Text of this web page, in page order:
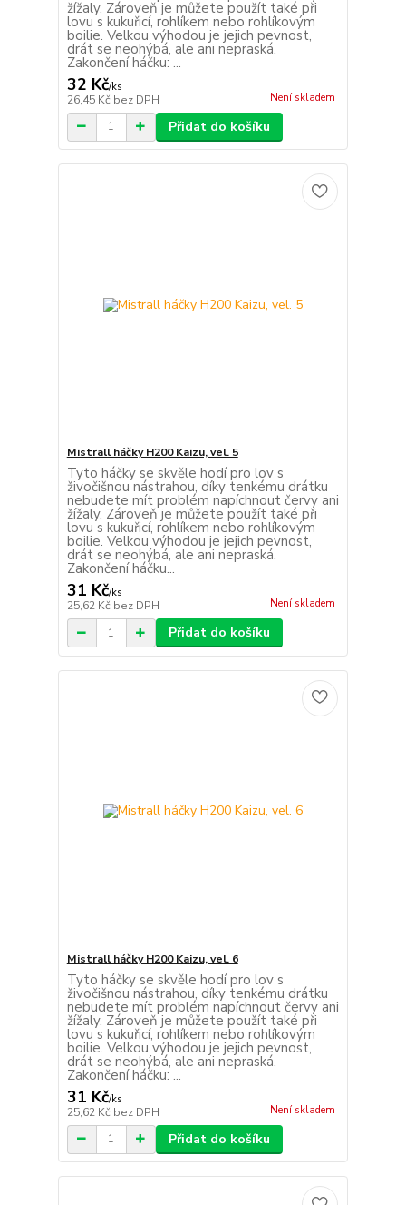
žížaly. Zároveň je můžete použít také při
lovu s kukuřicí, rohlíkem nebo rohlíkovým
boilie. Velkou výhodou je jejich pevnost,
drát se neohýbá, ale ani nepraská.
Zakončení háčku: ...
32 Kč/ks
26,45 Kč bez DPH Není skladem
Přidat do košíku
Mistrall háčky H200 Kaizu, vel. 5
Tyto háčky se skvěle hodí pro lov s
živočišnou nástrahou, díky tenkému drátku
nebudete mít problém napíchnout červy ani
žížaly. Zároveň je můžete použít také při
lovu s kukuřicí, rohlíkem nebo rohlíkovým
boilie. Velkou výhodou je jejich pevnost,
drát se neohýbá, ale ani nepraská.
Zakončení háčku...
31 Kč/ks
25,62 Kč bez DPH Není skladem
Přidat do košíku
Mistrall háčky H200 Kaizu, vel. 6
Tyto háčky se skvěle hodí pro lov s
živočišnou nástrahou, díky tenkému drátku
nebudete mít problém napíchnout červy ani
žížaly. Zároveň je můžete použít také při
lovu s kukuřicí, rohlíkem nebo rohlíkovým
boilie. Velkou výhodou je jejich pevnost,
drát se neohýbá, ale ani nepraská.
Zakončení háčku: ...
31 Kč/ks
25,62 Kč bez DPH Není skladem
Přidat do košíku